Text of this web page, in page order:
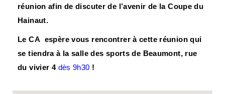
réunion afin de discuter de l’avenir de la Coupe du
Hainaut.
Le CA espère vous rencontrer à cette réunion qui
se tiendra à la salle des sports de Beaumont, rue
du vivier 4 dès 9h30 !